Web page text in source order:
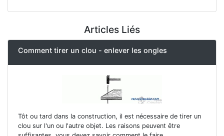
Articles Liés
Comment tirer un clou - enlever les ongles
Tôt ou tard dans la construction, il est nécessaire de tirer un
clou sur l'un ou l'autre objet. Les raisons peuvent être